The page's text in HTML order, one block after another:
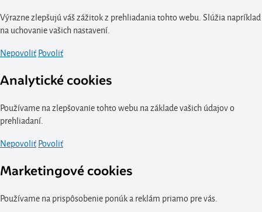
Výrazne zlepšujú váš zážitok z prehliadania tohto webu. Slúžia napríklad
na uchovanie vašich nastavení.
NepovoliťPovoliť
Analytické cookies
Používame na zlepšovanie tohto webu na základe vašich údajov o
prehliadaní.
NepovoliťPovoliť
Marketingové cookies
Používame na prispôsobenie ponúk a reklám priamo pre vás.